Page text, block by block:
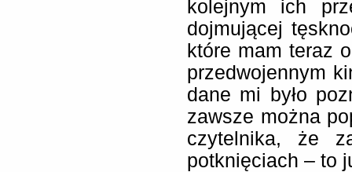
kolejnym ich
dojmującej
które mam teraz
przedwojennym
dane mi było
zawsze można
czytelnika, że
potknięciach – to